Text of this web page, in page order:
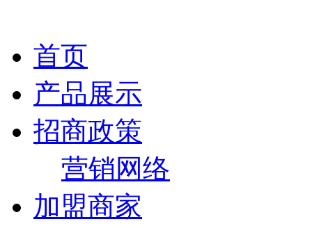
首页
产品展示
招商政策
营销网络
加盟商家